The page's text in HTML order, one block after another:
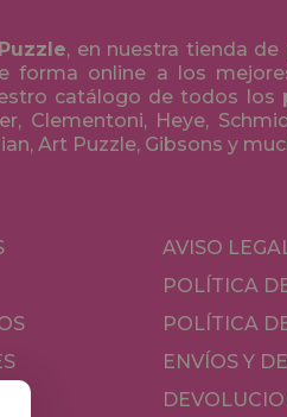
, en nuestra tienda
forma online a los
catálogo de todos los
Clementoni, Heye,
Art Puzzle, Gibsons y
AVISO
POLÍTICA
POLÍTICA
ENVÍOS Y